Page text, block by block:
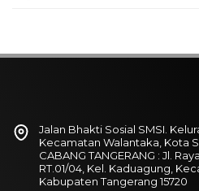
Jalan Bhakti Sosial SMSI.
Kecamatan Walantaka, Kota
CABANG TANGERANG : Jl.
RT.01/04, Kel. Kaduagung,
Kabupaten Tangerang 15720